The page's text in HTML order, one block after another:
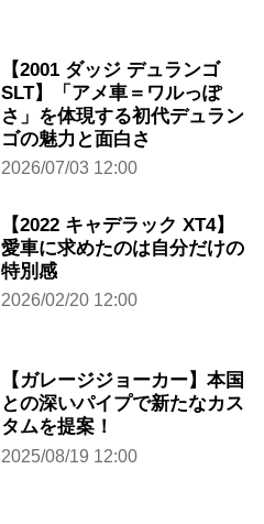
【2001 ダッジ デュランゴ
SLT】「アメ車＝ワルっぽ
さ」を体現する初代デュラン
ゴの魅力と面白さ
2026/07/03 12:00
【2022 キャデラック XT4】
愛車に求めたのは自分だけの
特別感
2026/02/20 12:00
【ガレージジョーカー】本国
との深いパイプで新たなカス
タムを提案！
2025/08/19 12:00